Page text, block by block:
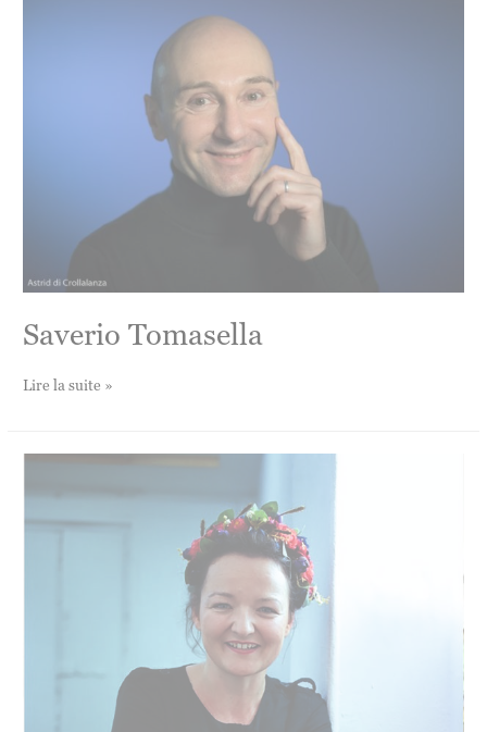
Saverio Tomasella
Saverio
Lire la suite »